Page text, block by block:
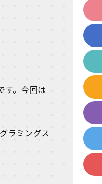
す。今回は
ラミングス